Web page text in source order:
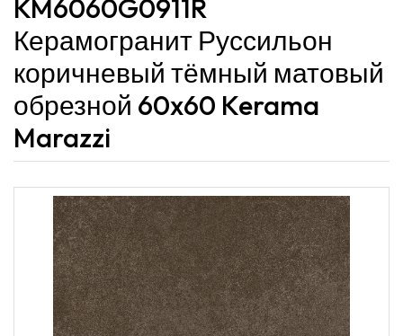
KM6060G0911R
Керамогранит Руссильон
коричневый тёмный матовый
обрезной 60x60 Kerama
Marazzi